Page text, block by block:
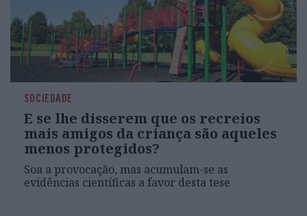
SOCIEDADE
E se lhe disserem que os recreios
mais amigos da criança são aqueles
menos protegidos?
Soa a provocação, mas acumulam-se as
evidências científicas a favor desta tese